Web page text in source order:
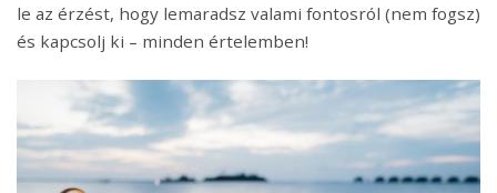
le az érzést, hogy lemaradsz valami fontosról (nem fogsz)
és kapcsolj ki – minden értelemben!